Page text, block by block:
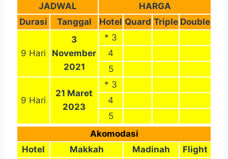
JADWAL
HARGA
Durasi
Tanggal Hotel Quard Triple Double
9 Hari
3
November
2021
* 3
4
5
9 Hari
21 Maret
2023
* 3
4
5
Akomodasi
Hotel
Makkah Madinah
Flight